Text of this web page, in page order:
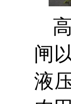
闸
液